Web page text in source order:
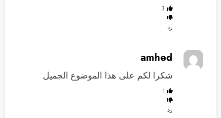
3
رد
amhed
شكرا لكم على هذا الموضوع الجميل
1
رد